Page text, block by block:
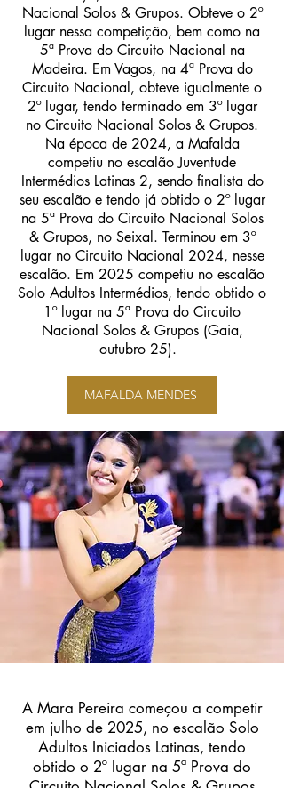
Nacional Solos & Grupos. Obteve o 2º
lugar nessa competição, bem como na
5ª Prova do Circuito Nacional na
Madeira. Em Vagos, na 4ª Prova do
Circuito Nacional, obteve igualmente o
2º lugar, tendo terminado em 3º lugar
no Circuito Nacional Solos & Grupos.
Na época de 2024, a Mafalda
competiu no escalão Juventude
Intermédios Latinas 2, sendo finalista do
seu escalão e tendo já obtido o 2º lugar
na 5ª Prova do Circuito Nacional Solos
& Grupos, no Seixal. Terminou em 3º
lugar no Circuito Nacional 2024, nesse
escalão. Em 2025 competiu no escalão
Solo Adultos Intermédios, tendo obtido o
1º lugar na 5ª Prova do Circuito
Nacional Solos & Grupos (Gaia,
outubro 25).
MAFALDA MENDES
A Mara Pereira começou a competir
em julho de 2025, no escalão Solo
Adultos Iniciados Latinas, tendo
obtido o 2º lugar na 5ª Prova do